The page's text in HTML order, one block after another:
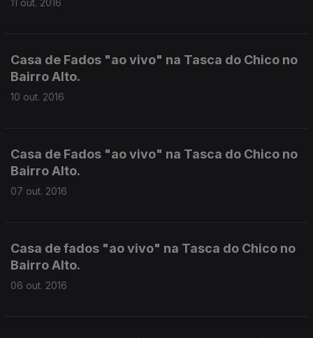
11 out. 2016
Casa de Fados "ao vivo" na Tasca do Chico no
Bairro Alto.
10 out. 2016
Casa de Fados "ao vivo" na Tasca do Chico no
Bairro Alto.
07 out. 2016
Casa de fados "ao vivo" na Tasca do Chico no
Bairro Alto.
06 out. 2016